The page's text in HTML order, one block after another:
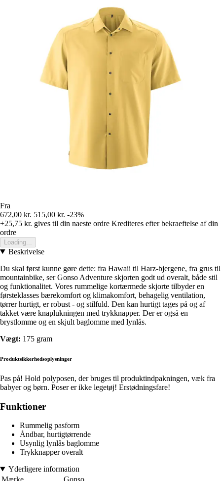
Fra
672,00 kr. 515,00 kr. -23%
+25,75 kr. gives til din naeste ordre Krediteres efter bekraeftelse af din
ordre
Loading...
Beskrivelse
Du skal først kunne gøre dette: fra Hawaii til Harz-bjergene, fra grus til
mountainbike, ser Gonso Adventure skjorten godt ud overalt, både stil
og funktionalitet. Vores rummelige kortærmede skjorte tilbyder en
førsteklasses bærekomfort og klimakomfort, behagelig ventilation,
tørrer hurtigt, er robust - og stilfuld. Den kan hurtigt tages på og af
takket være knaplukningen med trykknapper. Der er også en
brystlomme og en skjult baglomme med lynlås.
Vægt: 175 gram
Produktsikkerhedsoplysninger
Pas på! Hold polyposen, der bruges til produktindpakningen, væk fra
babyer og børn. Poser er ikke legetøj! Erstødningsfare!
Funktioner
Rummelig pasform
Åndbar, hurtigtørrende
Usynlig lynlås baglomme
Trykknapper overalt
Yderligere information